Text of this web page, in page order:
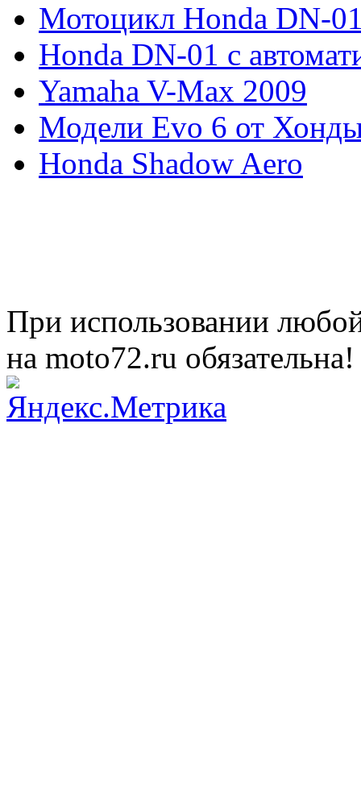
Мотоцикл Honda DN-
Honda DN-01 с
Yamaha V-Max 2009
Модели Evo 6 от
Honda Shadow Aero
При использовании
на moto72.ru обязательна!